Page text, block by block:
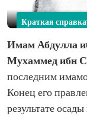
Краткая справка
Абдулла ибн
Имя
Классификация
Имам Абдулла
Мухаммед ибн
последним
Конец его
результате